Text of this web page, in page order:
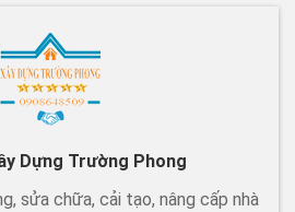
Dựng Trường Phong
sửa chữa, cải tạo, nâng cấp nhà